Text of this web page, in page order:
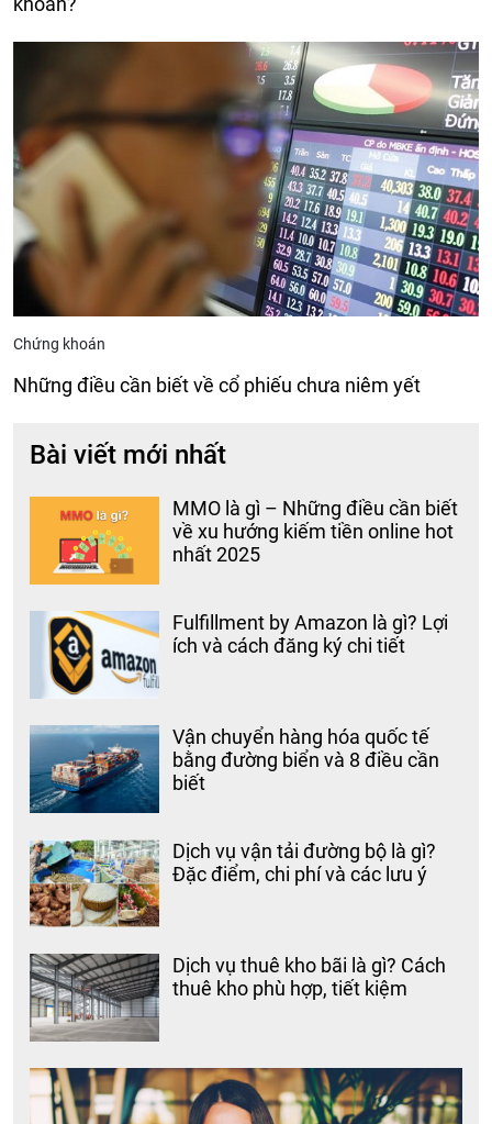
Chứng khoán
Những điều cần biết về cổ phiếu chưa niêm yết
Bài viết mới nhất
MMO là gì – Những điều cần biết
về xu hướng kiếm tiền online hot
nhất 2025
Fulfillment by Amazon là gì? Lợi
ích và cách đăng ký chi tiết
Vận chuyển hàng hóa quốc tế
bằng đường biển và 8 điều cần
biết
Dịch vụ vận tải đường bộ là gì?
Đặc điểm, chi phí và các lưu ý
Dịch vụ thuê kho bãi là gì? Cách
thuê kho phù hợp, tiết kiệm